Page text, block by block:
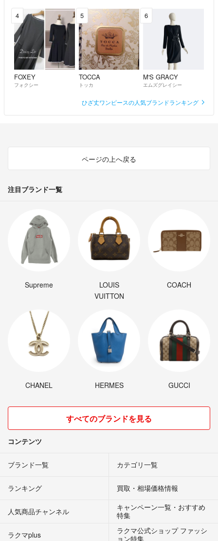
4
FOXEY
フォクシー
5
TOCCA
トッカ
6
M'S GRACY
エムズグレイシー
ひざ丈ワンピースの人気ブランドランキング
ページの上へ戻る
注目ブランド一覧
Supreme
LOUIS
VUITTON
COACH
CHANEL HERMES GUCCI
すべてのブランドを見る
コンテンツ
ブランド一覧 カテゴリ一覧
ランキング 買取・相場価格情報
人気商品チャンネル
キャンペーン一覧・おすすめ
特集
ラクマplus
ラクマ公式ショップ ファッシ
ョン特集